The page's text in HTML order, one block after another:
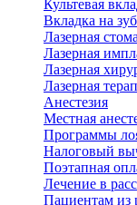
Культевая
Вкладка на зуб
Лазерная
Лазерная
Лазерная
Лазерная
Анестезия
Местная
Программы
Налоговый
Поэтапная
Лечение в
Пациентам из